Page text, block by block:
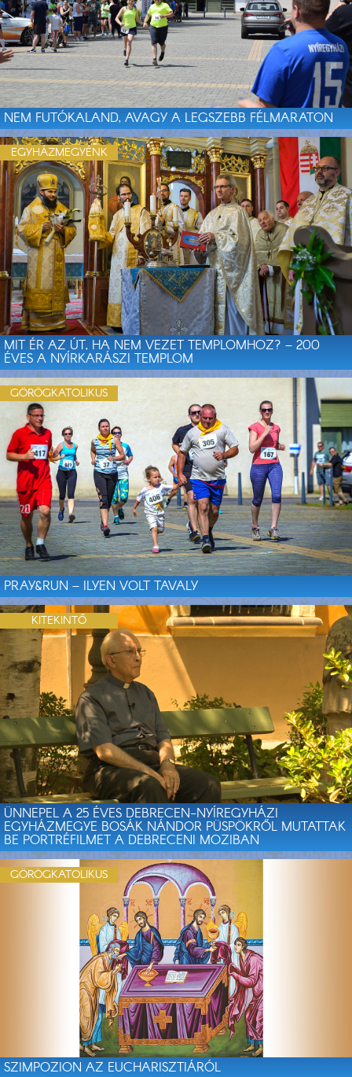
NEM FUTÓKALAND, AVAGY A LEGSZEBB FÉLMARATON
MIT ÉR AZ ÚT, HA NEM VEZET TEMPLOMHOZ? – 200
ÉVES A NYÍRKARÁSZI TEMPLOM
EGYHÁZMEGYÉNK
PRAY&RUN – ILYEN VOLT TAVALY
GÖRÖGKATOLIKUS
ÜNNEPEL A 25 ÉVES DEBRECEN-NYÍREGYHÁZI
EGYHÁZMEGYE BOSÁK NÁNDOR PÜSPÖKRŐL MUTATTAK
BE PORTRÉFILMET A DEBRECENI MOZIBAN
KITEKINTŐ
SZIMPOZION AZ EUCHARISZTIÁRÓL
GÖRÖGKATOLIKUS